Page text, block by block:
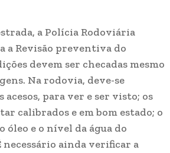
a Polícia Rodoviária
a Revisão preventiva do
devem ser checadas mesmo
Na rodovia, deve-se
para ver e ser visto; os
calibrados e em bom estado; o
óleo e o nível da água do
necessário ainda verificar a